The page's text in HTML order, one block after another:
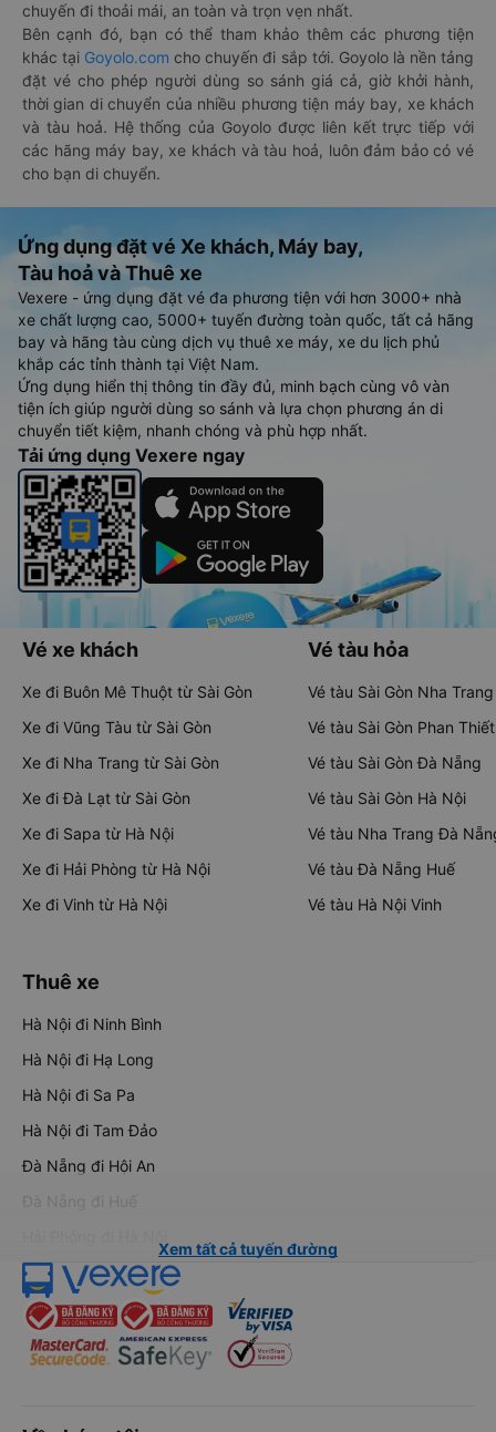
chuyến đi thoải mái, an toàn và trọn vẹn nhất.
Bên cạnh đó, bạn có thể tham khảo thêm các phương tiện
khác tại Goyolo.com cho chuyến đi sắp tới. Goyolo là nền tảng
đặt vé cho phép người dùng so sánh giá cả, giờ khởi hành,
thời gian di chuyển của nhiều phương tiện máy bay, xe khách
và tàu hoả. Hệ thống của Goyolo được liên kết trực tiếp với
các hãng máy bay, xe khách và tàu hoả, luôn đảm bảo có vé
cho bạn di chuyển.
Ứng dụng đặt vé Xe khách, Máy bay,
Tàu hoả và Thuê xe
Vexere - ứng dụng đặt vé đa phương tiện với hơn 3000+ nhà
xe chất lượng cao, 5000+ tuyến đường toàn quốc, tất cả hãng
bay và hãng tàu cùng dịch vụ thuê xe máy, xe du lịch phủ
khắp các tỉnh thành tại Việt Nam.
Ứng dụng hiển thị thông tin đầy đủ, minh bạch cùng vô vàn
tiện ích giúp người dùng so sánh và lựa chọn phương án di
chuyển tiết kiệm, nhanh chóng và phù hợp nhất.
Tải ứng dụng Vexere ngay
Vé xe khách
Xe đi Buôn Mê Thuột từ Sài Gòn
Xe đi Vũng Tàu từ Sài Gòn
Xe đi Nha Trang từ Sài Gòn
Xe đi Đà Lạt từ Sài Gòn
Xe đi Sapa từ Hà Nội
Xe đi Hải Phòng từ Hà Nội
Xe đi Vinh từ Hà Nội
Vé tàu hỏa
Vé tàu Sài Gòn Nha Trang
Vé tàu Sài Gòn Phan Thiết
Vé tàu Sài Gòn Đà Nẵng
Vé tàu Sài Gòn Hà Nội
Vé tàu Nha Trang Đà
Vé tàu Đà Nẵng Huế
Vé tàu Hà Nội Vinh
Thuê xe
Hà Nội đi Ninh Bình
Hà Nội đi Hạ Long
Hà Nội đi Sa Pa
Hà Nội đi Tam Đảo
Đà Nẵng đi Hội An
Đà Nẵng đi Huế
Xem tất cả tuyến đường